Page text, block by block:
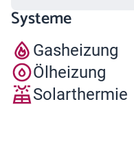
Systeme
Gasheizung
Ölheizung
Solarthermie